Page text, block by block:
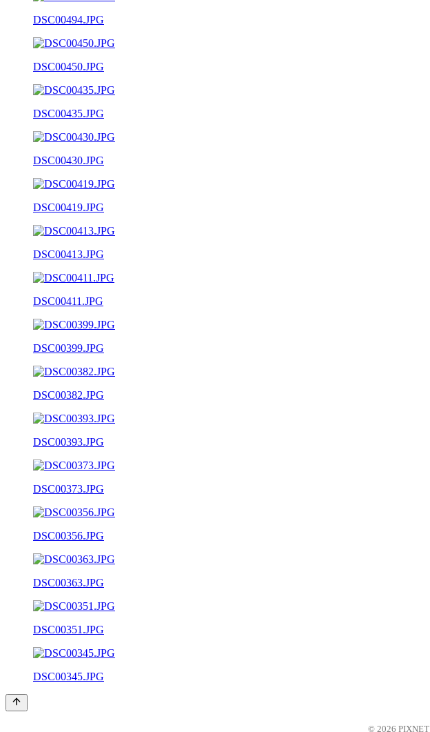
DSC00494.JPG
DSC00450.JPG
DSC00435.JPG
DSC00430.JPG
DSC00419.JPG
DSC00413.JPG
DSC00411.JPG
DSC00399.JPG
DSC00382.JPG
DSC00393.JPG
DSC00373.JPG
DSC00356.JPG
DSC00363.JPG
DSC00351.JPG
DSC00345.JPG
© 2026 PIXNET